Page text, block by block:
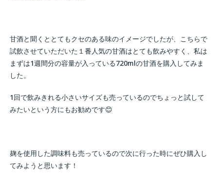
甘酒と聞くととてもクセのある味のイメージでしたが、こちらで
試飲させていただいた１番人気の甘酒はとても飲みやすく、私は
まずは1週間分の容量が入っている720mlの甘酒を購入してみま
した。
1回で飲みきれる小さいサイズも売っているのでちょっと試して
みたいという方にもお勧めです😊
麹を使用した調味料も売っているので次に行った時にぜひ購入し
てみようと思います！